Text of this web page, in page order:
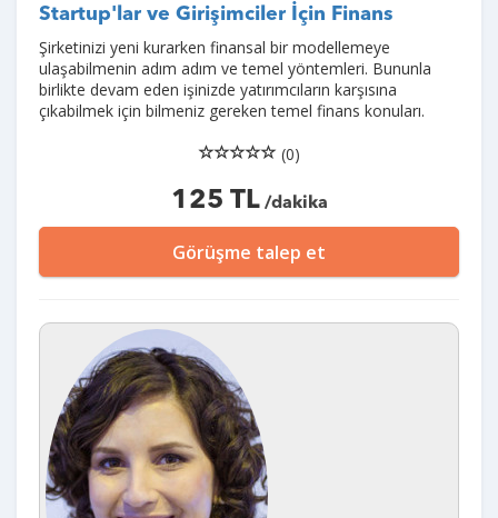
Startup'lar ve Girişimciler İçin Finans
Şirketinizi yeni kurarken finansal bir modellemeye
ulaşabilmenin adım adım ve temel yöntemleri. Bununla
birlikte devam eden işinizde yatırımcıların karşısına
çıkabilmek için bilmeniz gereken temel finans konuları.
(0)
125 TL/dakika
Görüşme talep et